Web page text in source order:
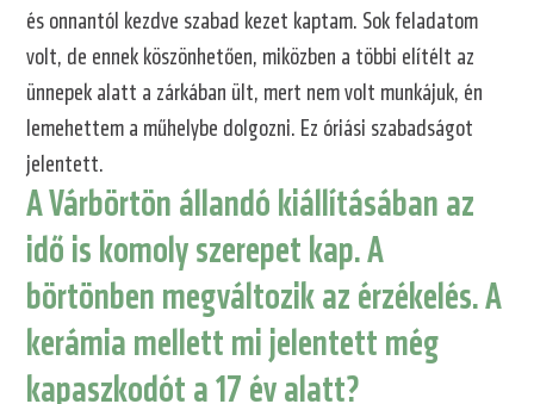
és onnantól kezdve szabad kezet kaptam. Sok feladatom
volt, de ennek köszönhetően, miközben a többi elítélt az
ünnepek alatt a zárkában ült, mert nem volt munkájuk, én
lemehettem a műhelybe dolgozni. Ez óriási szabadságot
jelentett.
A Várbörtön állandó kiállításában az
idő is komoly szerepet kap. A
börtönben megváltozik az érzékelés. A
kerámia mellett mi jelentett még
kapaszkodót a 17 év alatt?